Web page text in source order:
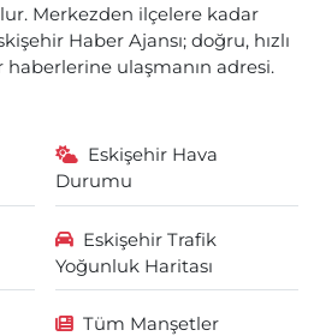
Merkezden ilçelere kadar
Haber Ajansı; doğru, hızlı
ulaşmanın adresi.
Eskişehir Hava
Durumu
Eskişehir Trafik
Yoğunluk Haritası
Tüm Manşetler